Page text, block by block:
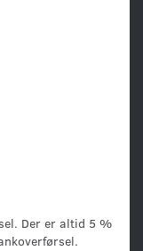
Der er altid 5 %